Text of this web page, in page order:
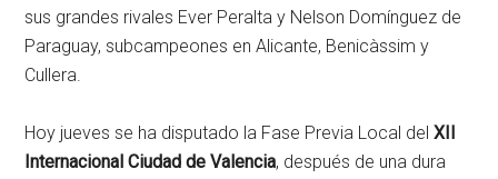
sus grandes rivales Ever Peralta y Nelson Domínguez de
Paraguay, subcampeones en Alicante, Benicàssim y
Cullera.
Hoy jueves se ha disputado la Fase Previa Local delXII
Internacional Ciudad de Valencia, después de una dura